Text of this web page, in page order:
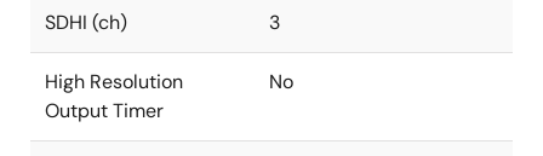
SDHI (ch) 3
High Resolution
Output Timer
No